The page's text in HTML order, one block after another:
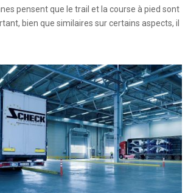
pensent que le trail et la course à pied sont
bien que similaires sur certains aspects, il